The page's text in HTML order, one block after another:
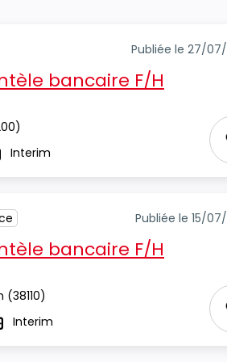
Publiée le 27/
bancaire F/H
Interim
Publiée le 15/
bancaire F/H
(38110)
Interim